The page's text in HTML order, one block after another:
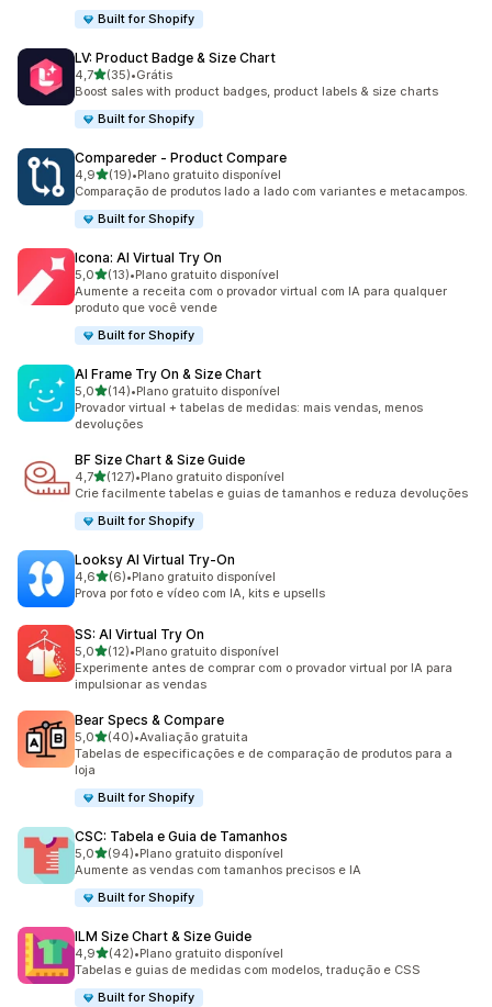
Built for Shopify
LV: Product Badge & Size Chart
4,7de 5 estrelas
(35)
35 avaliações ao todo
•Grátis
Boost sales with product badges, product labels & size charts
Built for Shopify
Compareder ‑ Product Compare
4,9de 5 estrelas
(19)
19 avaliações ao todo
•Plano gratuito disponível
Comparação de produtos lado a lado com variantes e metacampos.
Built for Shopify
Icona: AI Virtual Try On
5,0de 5 estrelas
(13)
13 avaliações ao todo
•Plano gratuito disponível
Aumente a receita com o provador virtual com IA para qualquer
produto que você vende
Built for Shopify
AI Frame Try On & Size Chart
5,0de 5 estrelas
(14)
14 avaliações ao todo
•Plano gratuito disponível
Provador virtual + tabelas de medidas: mais vendas, menos
devoluções
BF Size Chart & Size Guide
4,7de 5 estrelas
(127)
127 avaliações ao todo
•Plano gratuito disponível
Crie facilmente tabelas e guias de tamanhos e reduza devoluções
Built for Shopify
Looksy AI Virtual Try‑On
4,6de 5 estrelas
(6)
6 avaliações ao todo
•Plano gratuito disponível
Prova por foto e vídeo com IA, kits e upsells
SS: AI Virtual Try On
5,0de 5 estrelas
(12)
12 avaliações ao todo
•Plano gratuito disponível
Experimente antes de comprar com o provador virtual por IA para
impulsionar as vendas
Bear Specs & Compare
5,0de 5 estrelas
(40)
40 avaliações ao todo
•Avaliação gratuita
Tabelas de especificações e de comparação de produtos para a
loja
Built for Shopify
CSC: Tabela e Guia de Tamanhos
5,0de 5 estrelas
(94)
94 avaliações ao todo
•Plano gratuito disponível
Aumente as vendas com tamanhos precisos e IA
Built for Shopify
ILM Size Chart & Size Guide
4,9de 5 estrelas
(42)
42 avaliações ao todo
•Plano gratuito disponível
Tabelas e guias de medidas com modelos, tradução e CSS
Built for Shopify